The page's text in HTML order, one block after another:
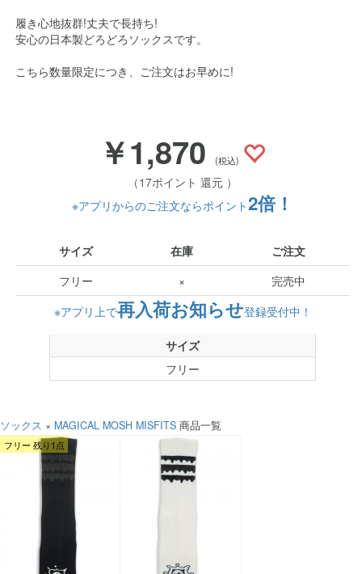
履き心地抜群!丈夫で長持ち!
安心の日本製どろどろソックスです。
こちら数量限定につき、ご注文はお早めに!
￥1,870 (税込)
（17ポイント 還元 ）
※アプリからのご注文ならポイント2倍！
サイズ 在庫
ご注文
フリー
×
完売中
※アプリ上で再入荷お知らせ登録受付中！
サイズ
フリー
ソックス × MAGICAL MOSH MISFITS 商品一覧
フリー 残り1点